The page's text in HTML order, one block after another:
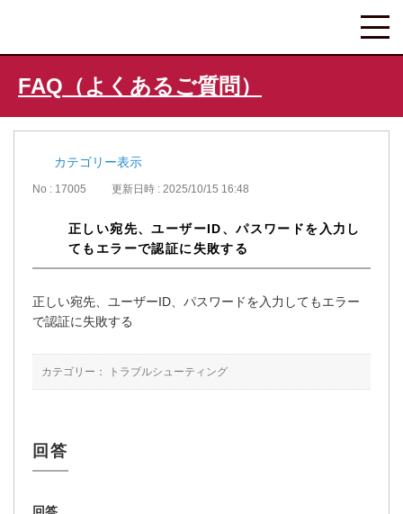
FAQ（よくあるご質問）
カテゴリー表示
No : 17005 更新日時 : 2025/10/15 16:48
正しい宛先、ユーザーID、パスワードを入力し
てもエラーで認証に失敗する
正しい宛先、ユーザーID、パスワードを入力してもエラー
で認証に失敗する
カテゴリー： トラブルシューティング